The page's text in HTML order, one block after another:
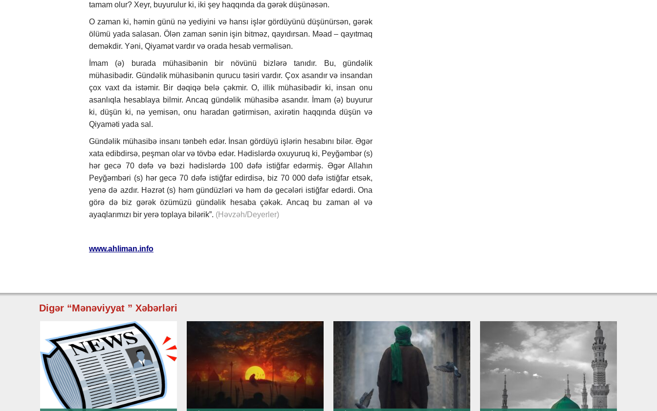
tamam olur? Xeyr, buyurulur ki, iki şey haqqında da gərək düşünəsən.
O zaman ki, həmin günü nə yediyini və hansı işlər gördüyünü düşünürsən, gərək
ölümü yada salasan. Ölən zaman sənin işin bitməz, qayıdırsan. Məad – qayıtmaq
deməkdir. Yəni, Qiyamət vardır və orada hesab verməlisən.
İmam (ə) burada mühasibənin bir növünü bizlərə tanıdır. Bu, gündəlik
mühasibədir. Gündəlik mühasibənin qurucu təsiri vardır. Çox asandır və insandan
çox vaxt da istəmir. Bir dəqiqə belə çəkmir. O, illik mühasibədir ki, insan onu
asanlıqla hesablaya bilmir. Ancaq gündəlik mühasibə asandır. İmam (ə) buyurur
ki, düşün ki, nə yemisən, onu haradan gətirmisən, axirətin haqqında düşün və
Qiyaməti yada sal.
Gündəlik mühasibə insanı tənbeh edər. İnsan gördüyü işlərin hesabını bilər. Əgər
xata edibdirsə, peşman olar və tövbə edər. Hədislərdə oxuyuruq ki, Peyğəmbər (s)
hər gecə 70 dəfə və bəzi hədislərdə 100 dəfə istiğfar edərmiş. Əgər Allahın
Peyğəmbəri (s) hər gecə 70 dəfə istiğfar edirdisə, biz 70 000 dəfə istiğfar etsək,
yenə də azdır. Həzrət (s) həm gündüzləri və həm də gecələri istiğfar edərdi. Ona
görə də biz gərək özümüzü gündəlik hesaba çəkək. Ancaq bu zaman əl və
ayaqlarımızı bir yerə toplaya bilərik”. (Həvzəh/Deyerler)
www.ahliman.info
Digər “Mənəviyyat ” Xəbərləri